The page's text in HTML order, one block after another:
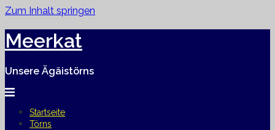
Zum Inhalt springen
Meerkat
Unsere Ägäistörns
Startseite
Törns